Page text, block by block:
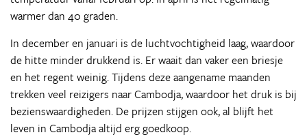
warmer dan 40 graden.
In december en januari is de luchtvochtigheid laag, waardoor
de hitte minder drukkend is. Er waait dan vaker een briesje
en het regent weinig. Tijdens deze aangename maanden
trekken veel reizigers naar Cambodja, waardoor het druk is bij
bezienswaardigheden. De prijzen stijgen ook, al blijft het
leven in Cambodja altijd erg goedkoop.